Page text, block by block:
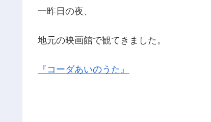
一昨日の夜、
地元の映画館で観てきました。
『コーダあいのうた』